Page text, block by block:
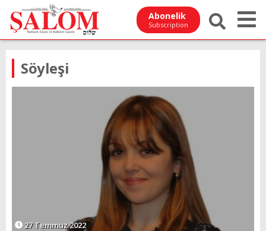
Abonelik
Subscription
Söyleşi
27 Temmuz 2022